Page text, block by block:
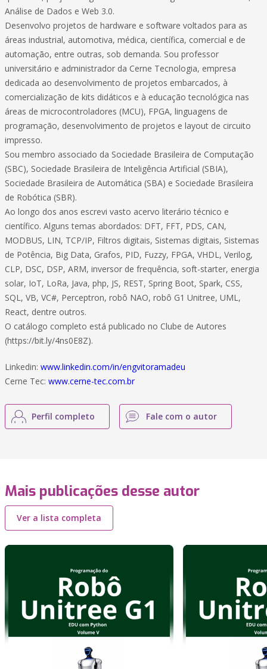
Análise de Dados e Web 3.0.
Desenvolvo projetos de hardware e software voltados para as
áreas industrial, automotiva, médica, científica, comercial e de
automação, entre outras, sob demanda. Sou professor
universitário e administrador da Cerne Tecnologia, empresa
dedicada ao desenvolvimento de projetos embarcados, à
comercialização de kits didáticos e à educação tecnológica nas
áreas de microcontroladores (MCU), FPGA, linguagens de
programação, desenvolvimento de projetos e layout de circuito
impresso.
Sou membro associado da Sociedade Brasileira de Computação
(SBC), Sociedade Brasileira de Inteligência Artificial (SBIA),
Sociedade Brasileira de Automática (SBA) e Sociedade Brasileira
de Robótica (SBR).
Ao longo dos anos escrevi vasto acervo literário técnico e
científico. Alguns temas abordados: DFT, FFT, PDS, CAN,
MODBUS, LIN, TCP/IP, Filtros digitais, Sistemas digitais, Sistemas
de Potência, Big Data, Grafos, PID, Fuzzy, FPGA, VHDL, Verilog,
CLP, DSC, DSP, ARM, inversor de frequência, soft-starter, energia
solar, IoT, LoRa, Java, php, JS, REST, Spring Boot, Spark, CSS,
SQL, VB, VC#, Perceptron, robô NAO, robô G1 Unitree, UML,
React, dentre outros.
O catálogo completo está publicado no Clube de Autores
(https://bit.ly/4ns0E8Z).
Linkedin: www.linkedin.com/in/engvitoramadeu
Cerne Tec: www.cerne-tec.com.br
Perfil completo Fale com o autor
Mais publicações desse autor
Ver a lista completa